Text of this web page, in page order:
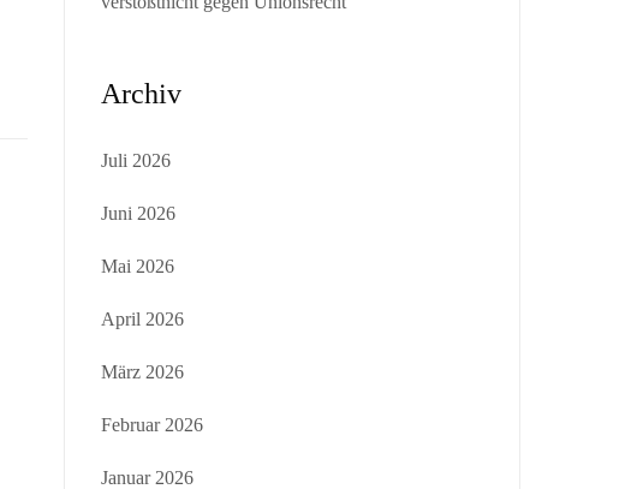
Archiv
Juli 2026
Juni 2026
Mai 2026
April 2026
März 2026
Februar 2026
Januar 2026